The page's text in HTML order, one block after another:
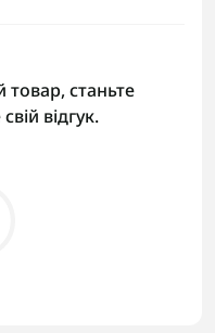
товар, станьте
відгук.